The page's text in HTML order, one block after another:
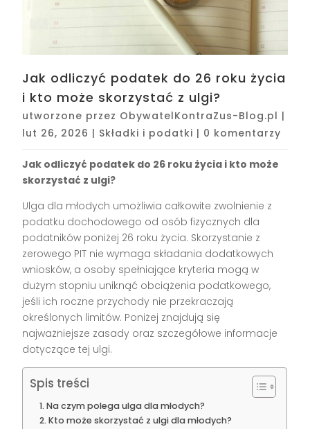
Jak odliczyć podatek do 26 roku życia
i kto może skorzystać z ulgi?
utworzone przez ObywatelKontraZus-Blog.pl |
lut 26, 2026 | Składki i podatki | 0 komentarzy
Jak odliczyć podatek do 26 roku życia i kto może
skorzystać z ulgi?
Ulga dla młodych umożliwia całkowite zwolnienie z
podatku dochodowego od osób fizycznych dla
podatników poniżej 26 roku życia. Skorzystanie z
zerowego PIT nie wymaga składania dodatkowych
wniosków, a osoby spełniające kryteria mogą w
dużym stopniu uniknąć obciążenia podatkowego,
jeśli ich roczne przychody nie przekraczają
określonych limitów. Poniżej znajdują się
najważniejsze zasady oraz szczegółowe informacje
dotyczące tej ulgi.
Spis treści
Na czym polega ulga dla młodych?
Kto może skorzystać z ulgi dla młodych?